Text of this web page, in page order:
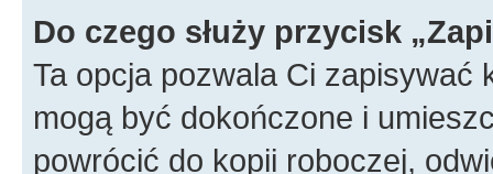
Do czego służy przycisk
Ta opcja pozwala Ci zapisywać
mogą być dokończone i
powrócić do kopii roboczej,